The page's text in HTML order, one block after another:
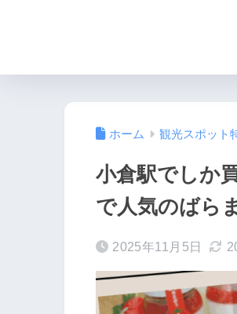
ホーム 観光スポット
小倉駅でしか
で人気のばら
2025年11月5日